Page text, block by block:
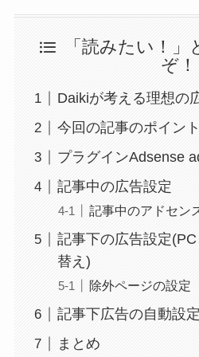
「読みたい！
ぞ！
Daikiが考える理想の
今回の記事のポイント
プラグインAdsense
記事中の広告設定
記事中のアドセン
記事下の広告設定
替え)
除外ページの設定
記事下広告の自動設定
まとめ